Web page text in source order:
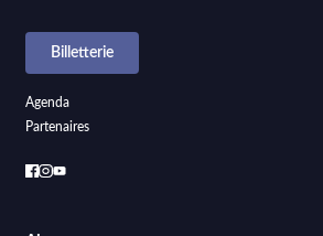
Billetterie
Agenda
Partenaires